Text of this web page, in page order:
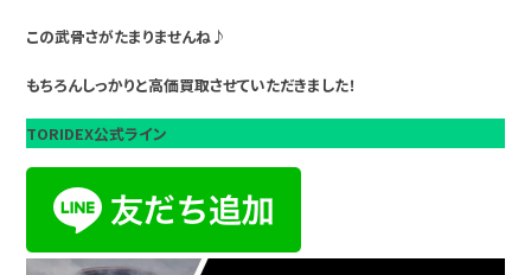
この武骨さがたまりませんね♪
もちろんしっかりと高価買取させていただきました！
TORIDEX公式ライン